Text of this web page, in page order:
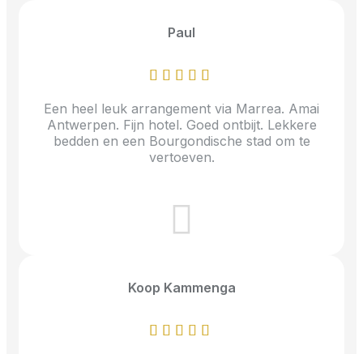
Paul
Een heel leuk arrangement via Marrea. Amai
Antwerpen. Fijn hotel. Goed ontbijt. Lekkere
bedden en een Bourgondische stad om te
vertoeven.
Koop Kammenga